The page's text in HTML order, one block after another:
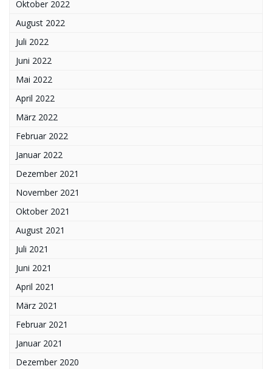
Oktober 2022
August 2022
Juli 2022
Juni 2022
Mai 2022
April 2022
März 2022
Februar 2022
Januar 2022
Dezember 2021
November 2021
Oktober 2021
August 2021
Juli 2021
Juni 2021
April 2021
März 2021
Februar 2021
Januar 2021
Dezember 2020